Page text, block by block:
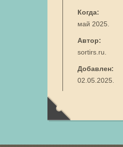
Когда:
май 2025.
Автор:
sortirs.ru.
Добавлен:
02.05.2025.